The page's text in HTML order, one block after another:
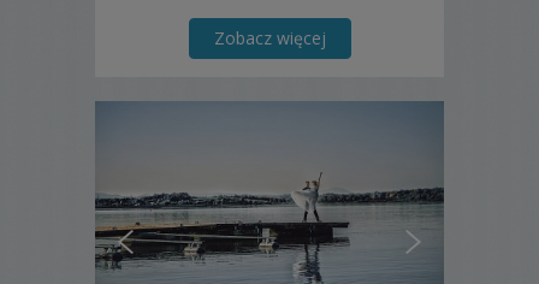
będziecie chcieli oglądać.
Zobacz więcej